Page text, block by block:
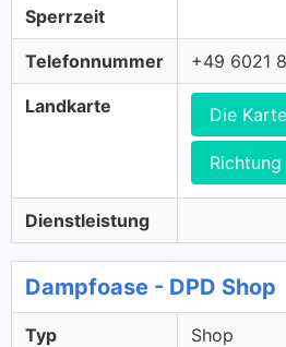
Sperrzeit
Telefonnummer +49 6021
Landkarte Die
Richtung
Dienstleistung
Dampfoase - DPD Shop
Typ Shop